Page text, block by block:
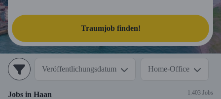
Traumjob finden!
Veröffentlichungsdatum Home-Office
Jobs in Haan 1.403 Jobs